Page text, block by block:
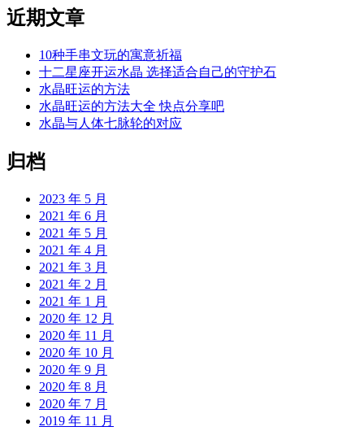
近期文章
10种手串文玩的寓意祈福
十二星座开运水晶 选择适合自己的守护石
水晶旺运的方法
水晶旺运的方法大全 快点分享吧
水晶与人体七脉轮的对应
归档
2023 年 5 月
2021 年 6 月
2021 年 5 月
2021 年 4 月
2021 年 3 月
2021 年 2 月
2021 年 1 月
2020 年 12 月
2020 年 11 月
2020 年 10 月
2020 年 9 月
2020 年 8 月
2020 年 7 月
2019 年 11 月